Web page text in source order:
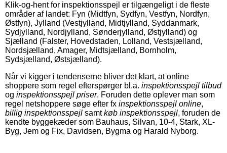
Klik-og-hent for inspektionsspejl er tilgængeligt i de fleste
områder af landet: Fyn (Midtfyn, Sydfyn, Vestfyn, Nordfyn,
Østfyn), Jylland (Vestjylland, Midtjylland, Syddanmark,
Sydjylland, Nordjylland, Sønderjylland, Østjylland) og
Sjælland (Falster, Hovedstaden, Lolland, Vestsjælland,
Nordsjælland, Amager, Midtsjælland, Bornholm,
Sydsjælland, Østsjælland).
Når vi kigger i tendenserne bliver det klart, at online
shoppere som regel efterspørger bl.a. inspektionsspejl tilbud
og inspektionsspejl priser. Foruden dette oplever man som
regel netshoppere søge efter fx inspektionsspejl online,
billig inspektionsspejl samtkøb inspektionsspejl, foruden de
kendte byggekæder som Bauhaus, Silvan, 10-4, Stark, XL-
Byg, Jem og Fix, Davidsen, Bygma og Harald Nyborg.